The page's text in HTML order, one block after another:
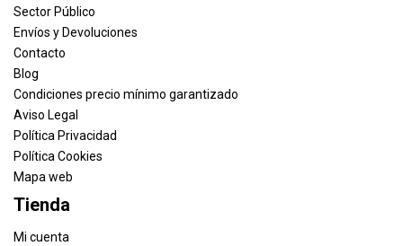
Sector Público
Envíos y Devoluciones
Contacto
Blog
Condiciones precio mínimo garantizado
Aviso Legal
Política Privacidad
Política Cookies
Mapa web
Tienda
Mi cuenta